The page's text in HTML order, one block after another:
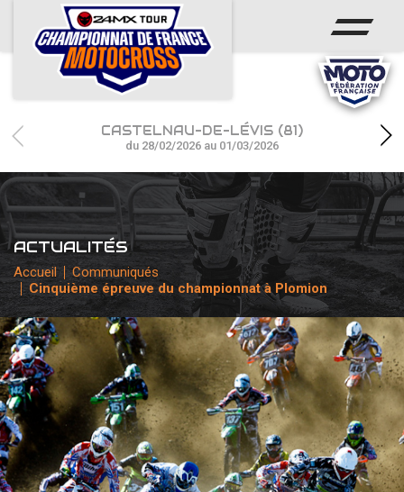
ACCUEIL
ACTUS
CALENDRIER
RÉSULTATS
PHOTOS / WEB TV
CHAMPIONNAT
PARTENAIRES
accéder à la billetterie
CASTELNAU-DE-LÉVIS (81)
du 28/02/2026 au 01/03/2026
ACTUALITÉS
Accueil
Communiqués
Cinquième épreuve du championnat à Plomion